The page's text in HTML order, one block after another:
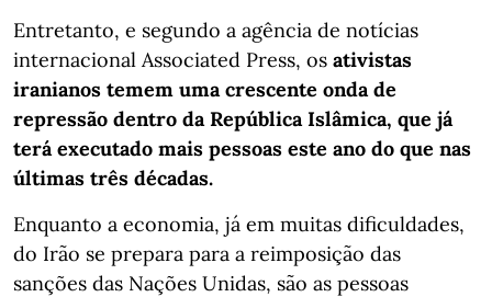
Entretanto, e segundo a agência de notícias
internacional Associated Press, os ativistas
iranianos temem uma crescente onda de
repressão dentro da República Islâmica, que já
terá executado mais pessoas este ano do que nas
últimas três décadas.
Enquanto a economia, já em muitas dificuldades,
do Irão se prepara para a reimposição das
sanções das Nações Unidas, são as pessoas